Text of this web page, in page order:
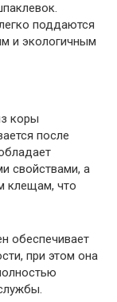
поддаются
и экологичным
коры
после
свойствами, а
клещам, что
обеспечивает
при этом она